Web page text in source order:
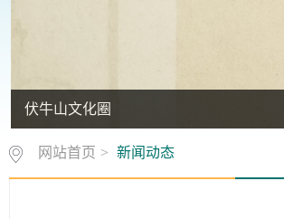
伏牛山文化圈
网站首页 > 新闻动态